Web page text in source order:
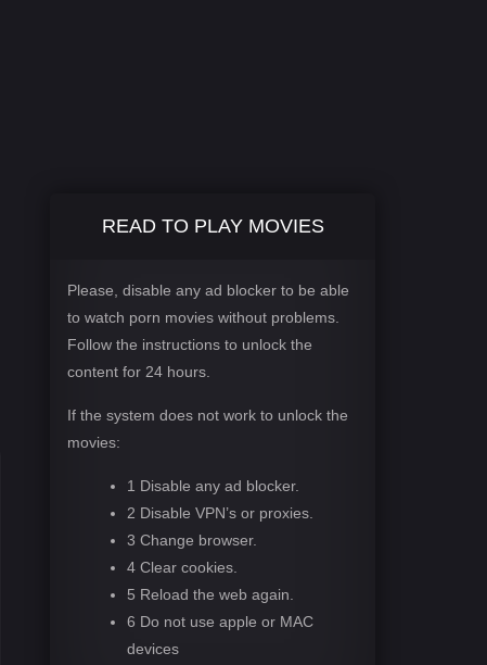
READ TO PLAY MOVIES
Please, disable any ad blocker to be able
to watch porn movies without problems.
Follow the instructions to unlock the
content for 24 hours.
If the system does not work to unlock the
movies:
1 Disable any ad blocker.
2 Disable VPN’s or proxies.
3 Change browser.
4 Clear cookies.
5 Reload the web again.
6 Do not use apple or MAC
devices